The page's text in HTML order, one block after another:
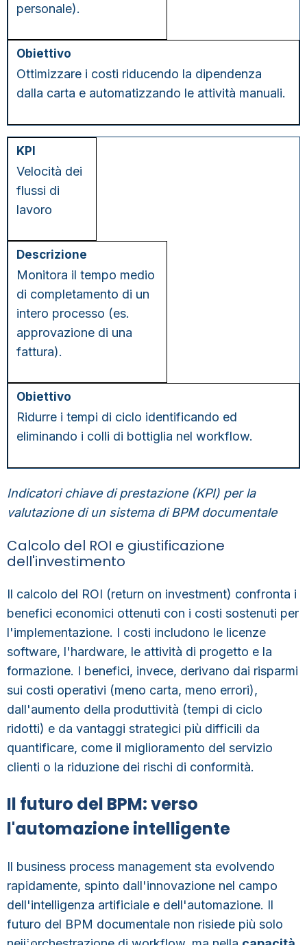
personale).
Ottimizzare i costi riducendo la dipendenza
dalla carta e automatizzando le attività manuali.
Velocità dei
flussi di
lavoro
Monitora il tempo medio
di completamento di un
intero processo (es.
approvazione di una
fattura).
Ridurre i tempi di ciclo identificando ed
eliminando i colli di bottiglia nel workflow.
Indicatori chiave di prestazione (KPI) per la
valutazione di un sistema di BPM documentale
Calcolo del ROI e giustificazione
dell'investimento
Il calcolo del ROI (return on investment) confronta i
benefici economici ottenuti con i costi sostenuti per
l'implementazione. I costi includono le licenze
software, l'hardware, le attività di progetto e la
formazione. I benefici, invece, derivano dai risparmi
sui costi operativi (meno carta, meno errori),
dall'aumento della produttività (tempi di ciclo
ridotti) e da vantaggi strategici più difficili da
quantificare, come il miglioramento del servizio
clienti o la riduzione dei rischi di conformità.
Il futuro del BPM: verso
l'automazione intelligente
Il business process management sta evolvendo
rapidamente, spinto dall'innovazione nel campo
dell'intelligenza artificiale e dell'automazione. Il
futuro del BPM documentale non risiede più solo